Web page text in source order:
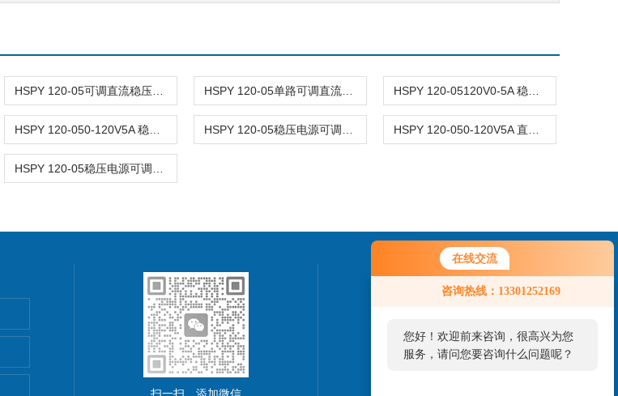
在线交流
咨询热线：13301252169
您好！欢迎前来咨询，很高兴为您
服务，请问您要咨询什么问题呢？
联系我们
010-82827937